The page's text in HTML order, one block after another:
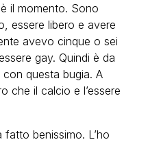
il momento. Sono
essere libero e avere
avevo cinque o sei
gay. Quindi è da
questa bugia. A
che il calcio e l’essere
benissimo. L’ho